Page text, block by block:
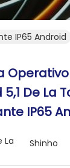
IP65 Android
De La
IP65
La
Shinho